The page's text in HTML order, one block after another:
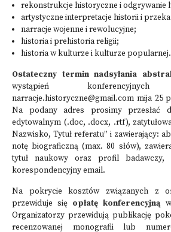
rekonstrukcje historyczne i odgrywanie
artystyczne interpretacje historii i
narracje wojenne i rewolucyjne;
historia i prehistoria religii;
historia w kulturze i kulturze popularnej.
Ostateczny termin nadsyłania
wystąpień
narracje.historyczne@gmail.com mija 25
Na podany adres prosimy przesłać
edytowalnym (.doc, .docx, .rtf),
Nazwisko, Tytuł referatu” i zawierający:
notę biograficzną (max. 80 słów),
tytuł naukowy oraz profil badawczy,
korespondencyjny email.
Na pokrycie kosztów związanych z
przewiduje się opłatę konferencyjną
Organizatorzy przewidują publikację
recenzowanej monografii lub